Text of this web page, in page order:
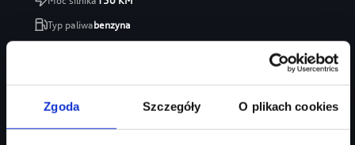
Zgoda Szczegóły O plikach cookies
Typ paliwabenzyna
246 470 zł
207 035 zł